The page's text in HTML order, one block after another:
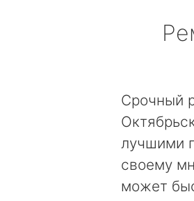
Срочный
лучшими
своему
может